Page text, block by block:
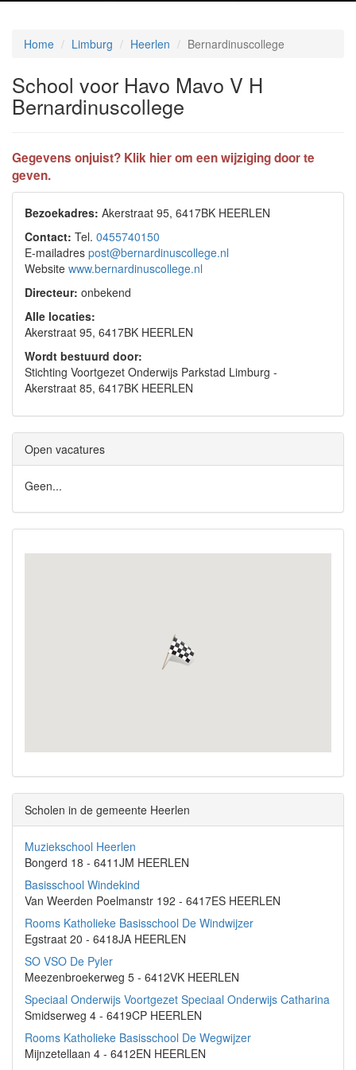
Home Limburg Heerlen Bernardinuscollege
School voor Havo Mavo V H
Bernardinuscollege
Gegevens onjuist? Klik hier om een wijziging door te
geven.
Bezoekadres: Akerstraat 95, 6417BK HEERLEN
Contact: Tel. 0455740150
E-mailadres post@bernardinuscollege.nl
Website www.bernardinuscollege.nl
Directeur: onbekend
Alle locaties:
Akerstraat 95, 6417BK HEERLEN
Wordt bestuurd door:
Stichting Voortgezet Onderwijs Parkstad Limburg -
Akerstraat 85, 6417BK HEERLEN
Open vacatures
Geen...
Scholen in de gemeente Heerlen
Muziekschool Heerlen
Bongerd 18 - 6411JM HEERLEN
Basisschool Windekind
Van Weerden Poelmanstr 192 - 6417ES HEERLEN
Rooms Katholieke Basisschool De Windwijzer
Egstraat 20 - 6418JA HEERLEN
SO VSO De Pyler
Meezenbroekerweg 5 - 6412VK HEERLEN
Speciaal Onderwijs Voortgezet Speciaal Onderwijs Catharina
Smidserweg 4 - 6419CP HEERLEN
Rooms Katholieke Basisschool De Wegwijzer
Mijnzetellaan 4 - 6412EN HEERLEN